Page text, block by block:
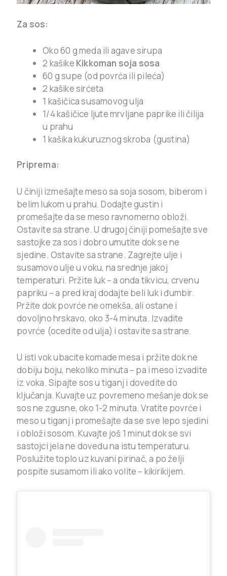
Za sos:
Oko 60 g meda ili agave sirupa
2 kašike Kikkoman soja sosa
60 g supe (od povrća ili pileća)
2 kašike sirćeta
1 kašičica susamovog ulja
1/4 kašičice ljute mrvljane paprike ili čilija
u prahu
1 kašika kukuruznog skroba (gustina)
Priprema:
U činiji izmešajte meso sa soja sosom, biberom i
belim lukom u prahu. Dodajte gustin i
promešajte da se meso ravnomerno obloži.
Ostavite sa strane. U drugoj činiji pomešajte sve
sastojke za sos i dobro umutite dok se ne
sjedine. Ostavite sa strane. Zagrejte ulje i
susamovo ulje u voku, na srednje jakoj
temperaturi. Pržite luk – a onda tikvicu, crvenu
papriku – a pred kraj dodajte beli luk i đumbir.
Pržite dok povrće ne omekša, ali ostane i
dovoljno hrskavo, oko 3-4 minuta. Izvadite
povrće (ocedite od ulja) i ostavite sa strane.
U isti vok ubacite komade mesa i pržite dok ne
dobiju boju, nekoliko minuta – pa i meso izvadite
iz voka. Sipajte sos u tiganj i dovedite do
ključanja. Kuvajte uz povremeno mešanje dok se
sos ne zgusne, oko 1-2 minuta. Vratite povrće i
meso u tiganj i promešajte da se sve lepo sjedini
i obloži sosom. Kuvajte još 1 minut dok se svi
sastojci jela ne dovedu na istu temperaturu.
Poslužite toplo uz kuvani pirinač, a po želji
pospite susamom ili ako volite – kikirikijem.